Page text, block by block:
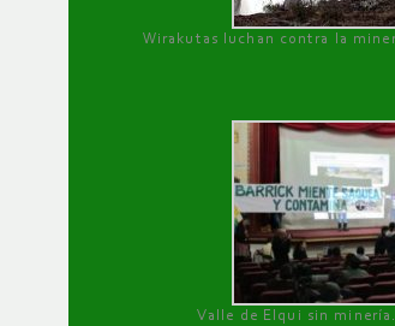
Wirakutas luchan contra la
Valle de Elqui sin